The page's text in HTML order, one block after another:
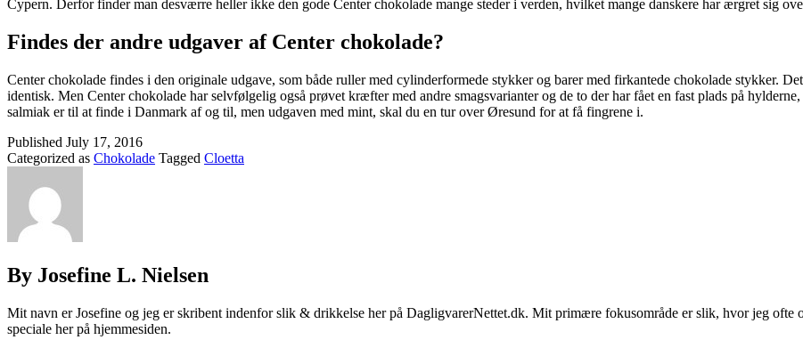
Cypern. Derfor finder man desværre heller ikke den gode Center chokolade mange steder i verden, hvilket mange danskere har ærgret sig
Findes der andre udgaver af Center chokolade?
Center chokolade findes i den originale udgave, som både ruller med cylinderformede stykker og barer med firkantede chokolade stykker.
identisk. Men Center chokolade har selvfølgelig også prøvet kræfter med andre smagsvarianter og de to der har fået en fast plads på
salmiak er til at finde i Danmark af og til, men udgaven med mint, skal du en tur over Øresund for at få fingrene i.
Published July 17, 2016
Categorized as Chokolade Tagged Cloetta
By Josefine L. Nielsen
Mit navn er Josefine og jeg er skribent indenfor slik & drikkelse her på DagligvarerNettet.dk. Mit primære fokusområde er slik, hvor jeg ofte
speciale her på hjemmesiden.